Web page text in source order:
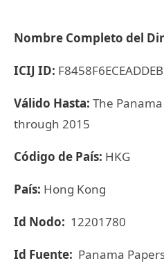
Nombre Completo del
ICIJ ID:
Válido Hasta: The
through 2015
Código de País: HKG
País: Hong Kong
Id Nodo: 12201780
Id Fuente: Panama